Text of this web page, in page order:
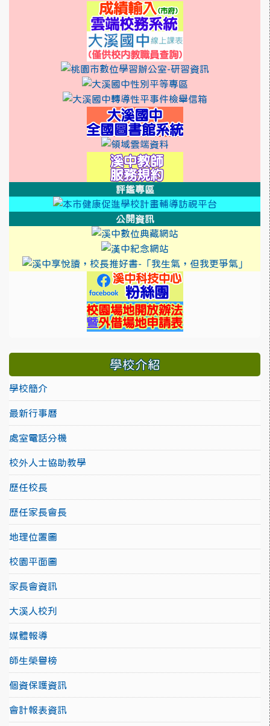
link to https://
link to http://
link to
link to
link to
link to http://
link to https://
link to https://
link to http://
link to
link to
link to https://
link to https://
link to https://
評鑑專區
link to
link to
公開資訊
link to https://
link to https://
link
link to https://
link to https://
學校介紹
學校簡介
最新行事曆
處室電話分機
校外人士協助教學
歷任校長
歷任家長會長
地理位置圖
校園平面圖
家長會資訊
大溪人校刋
媒體報導
師生榮譽榜
個資保護資訊
會計報表資訊